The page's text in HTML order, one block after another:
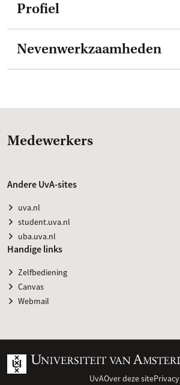
Profiel
Nevenwerkzaamheden
Medewerkers
Andere UvA-sites
uva.nl
student.uva.nl
uba.uva.nl
Handige links
Zelfbediening
Canvas
Webmail
UvAOver deze sitePrivacy